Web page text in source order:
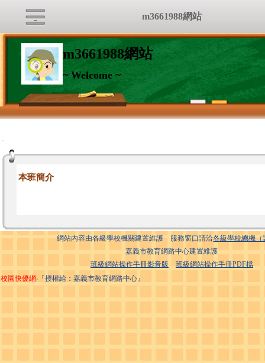
m3661988網站
~ Welcome ~
:::
本班簡介
網站內容由各級學校機關建置維護 服務窗口請洽各級學校總機（
嘉義市教育網路中心建置維護
班級網站操作手冊影音版
班級網站操作手冊PDF檔
校園快優網‧『授權給：嘉義市教育網路中心』
m3661988網站